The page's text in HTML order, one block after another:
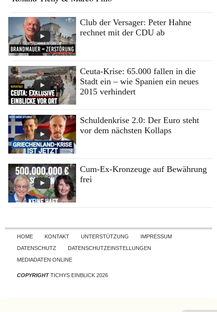
Club der Versager: Peter Hahne
rechnet mit der CDU ab
Ceuta-Krise: 65.000 fallen in die
Stadt ein – wie Spanien ein neues
2015 verhindert
Schuldenkrise 2.0: Der Euro steht
vor dem nächsten Kollaps
Cum-Ex-Kronzeuge auf Bewährung
frei
Skip to content
HOME KONTAKT UNTERSTÜTZUNG
IMPRESSUM
DATENSCHUTZ
DATENSCHUTZEINSTELLUNGEN
MEDIADATEN ONLINE
COPYRIGHTTICHYS EINBLICK 2026